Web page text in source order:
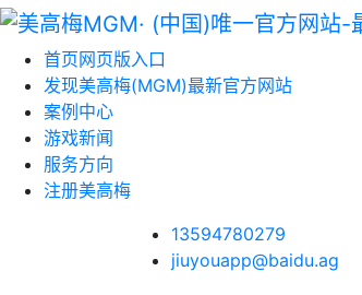
首页网页版入口
发现美高梅(MGM)最新官方网站
案例中心
游戏新闻
服务方向
注册美高梅
13594780279
jiuyouapp@baidu.ag